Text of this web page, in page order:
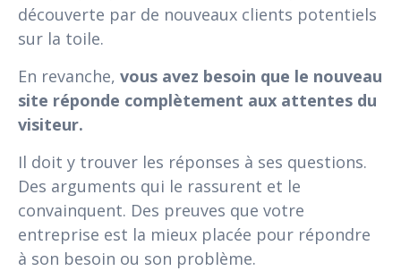
découverte par de nouveaux clients potentiels
sur la toile.
En revanche, vous avez besoin que le nouveau
site réponde complètement aux attentes du
visiteur.
Il doit y trouver les réponses à ses questions.
Des arguments qui le rassurent et le
convainquent. Des preuves que votre
entreprise est la mieux placée pour répondre
à son besoin ou son problème.